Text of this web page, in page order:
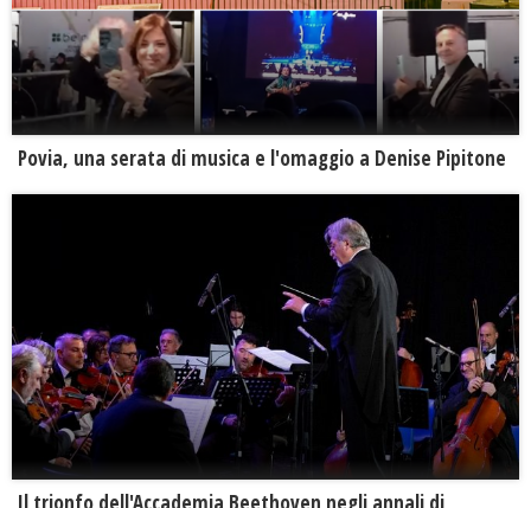
Povia, una serata di musica e l'omaggio a Denise Pipitone
Il trionfo dell'Accademia Beethoven negli annali di